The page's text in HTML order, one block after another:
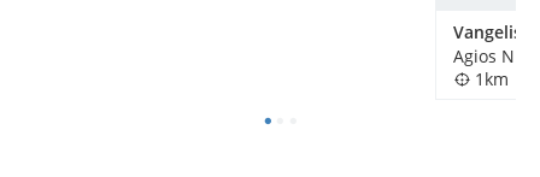
Vangelis
Agios
1km